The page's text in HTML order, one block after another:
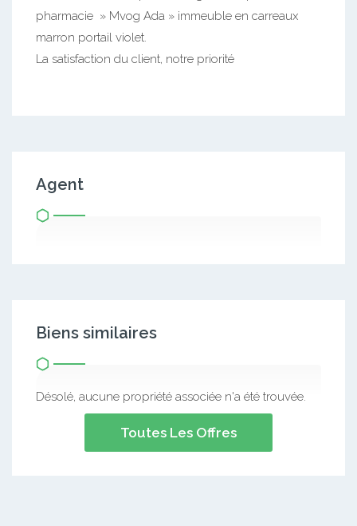
pharmacie » Mvog Ada » immeuble en carreaux
marron portail violet.
La satisfaction du client, notre priorité
Agent
Biens similaires
Désolé, aucune propriété associée n'a été trouvée.
Toutes Les Offres